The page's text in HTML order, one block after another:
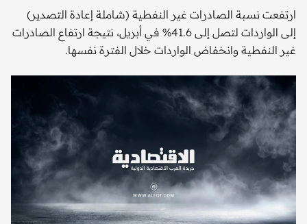
ارتفعت نسبة الصادرات غير النفطية (شاملة إعادة التصدير)
إلى الواردات لتصل إلى 41.6% في أبريل، نتيجة ارتفاع الصادرات
غير النفطية وانخفاض الواردات خلال الفترة نفسها.